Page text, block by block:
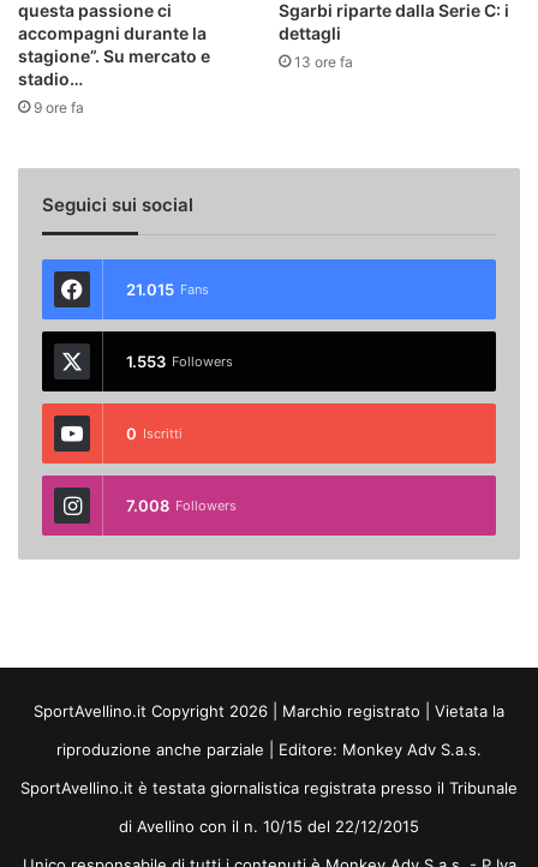
questa passione ci
accompagni durante la
stagione”. Su mercato e
stadio…
9 ore fa
Sgarbi riparte dalla Serie C: i
dettagli
13 ore fa
Seguici sui social
21.015 Fans
1.553 Followers
0 Iscritti
7.008 Followers
SportAvellino.it Copyright 2026 | Marchio registrato | Vietata la
riproduzione anche parziale | Editore: Monkey Adv S.a.s.
SportAvellino.it è testata giornalistica registrata presso il Tribunale
di Avellino con il n. 10/15 del 22/12/2015